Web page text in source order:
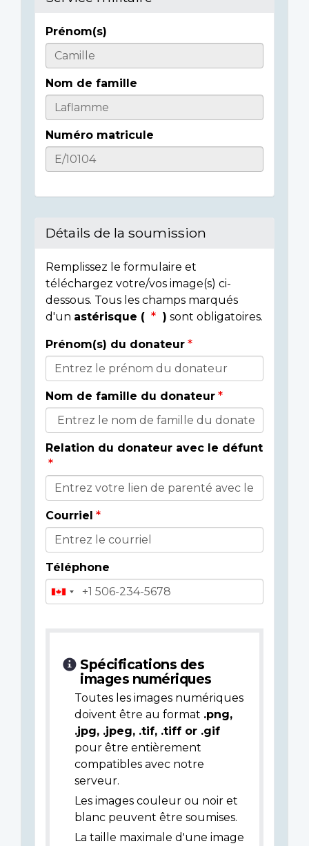
Informations
sur
l'individu
Prénom(s)
Nom de famille
Numéro matricule
Détails de la soumission
Remplissez le formulaire et
téléchargez votre/vos image(s) ci-
dessous. Tous les champs marqués
d'un astérisque ( ) sont obligatoires.
Détails
du
donateur
Prénom(s) du donateur
Nom de famille du donateur
Relation du donateur avec le défunt
Courriel
Téléphone
Spécifications des
images numériques
Toutes les images numériques
doivent être au format .png,
.jpg, .jpeg, .tif, .tiff or .gif
pour être entièrement
compatibles avec notre
serveur.
Les images couleur ou noir et
blanc peuvent être soumises.
La taille maximale d'une image